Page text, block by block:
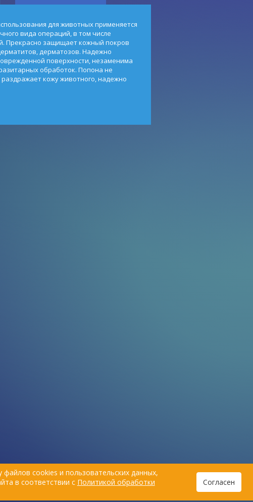
cookies и пользовательских данных,
в соответствии с Политикой обработки
Согласен
для животных применяется
вида операций, в том числе
Прекрасно защищает кожный покров
дерматозов. Надежно
поверхности, незаменима
обработок. Попона не
кожу животного, надежно